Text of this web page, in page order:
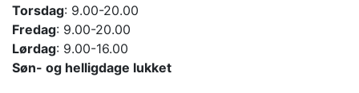
Torsdag: 9.00-20.00
Fredag: 9.00-20.00
Lørdag: 9.00-16.00
Søn- og helligdage lukket